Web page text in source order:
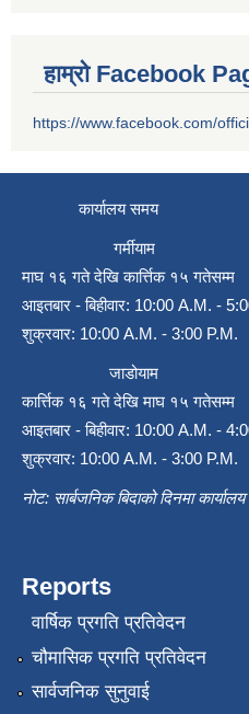
हाम्रो Facebook
https://www.facebook.com/
कार्यालय समय
गर्मीयाम
माघ १६ गते देखि कार्त्तिक १५ गतेसम्म
आइतबार - बिहीवार: 10:00 A.M. -
शुक्रवार: 10:00 A.M. - 3:00 P.M.
जाडोयाम
कार्त्तिक १६ गते देखि माघ १५ गतेसम्म
आइतबार - बिहीवार: 10:00 A.M. -
शुक्रवार: 10:00 A.M. - 3:00 P.M.
नोट: सार्बजनिक बिदाको दिनमा
Reports
वार्षिक प्रगति प्रतिवेदन
चौमासिक प्रगति प्रतिवेदन
सार्वजनिक सुनुवाई